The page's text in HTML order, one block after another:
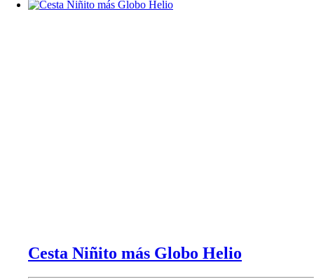
Cesta Niñito más Globo Helio